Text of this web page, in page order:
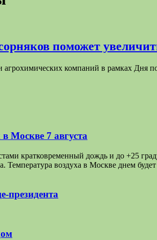
поможет
агрохимических компаний в рамках Дня
Москве 7 августа
кратковременный дождь и до +25
воздуха в Москве днем
президента